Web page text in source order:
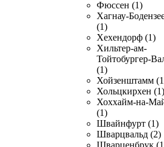
Фюссен (1)
Хагнау-
(1)
Хехендорф (1)
Хильтер-ам-
Тойтобургер-
(1)
Хойзенштамм
Хольцкирхен (1)
Хоххайм-на-
(1)
Швайнфурт (1)
Шварцвальд (2)
Шварценбрук